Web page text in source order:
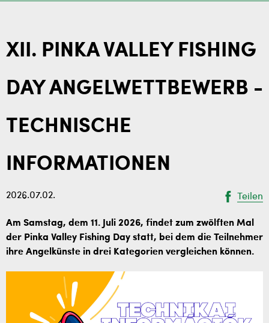
XII. PINKA VALLEY FISHING
DAY ANGELWETTBEWERB -
TECHNISCHE
INFORMATIONEN
2026.07.02. Teilen
Am Samstag, dem 11. Juli 2026, findet zum zwölften Mal
der Pinka Valley Fishing Day statt, bei dem die Teilnehmer
ihre Angelkünste in drei Kategorien vergleichen können.